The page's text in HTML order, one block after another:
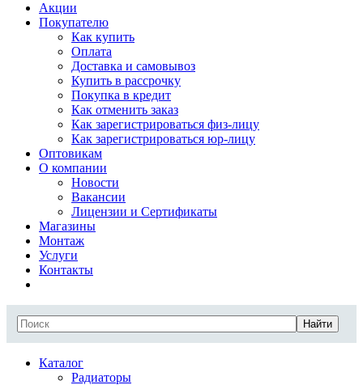
Акции
Покупателю
Как купить
Оплата
Доставка и самовывоз
Купить в рассрочку
Покупка в кредит
Как отменить заказ
Как зарегистрироваться физ-лицу
Как зарегистрироваться юр-лицу
Оптовикам
О компании
Новости
Вакансии
Лицензии и Сертификаты
Магазины
Монтаж
Услуги
Контакты
Найти
Каталог
Радиаторы